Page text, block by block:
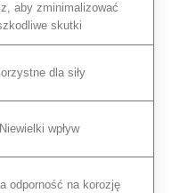
aby zminimalizować
skutki
dla siły
Niewielki wpływ
odporność na korozję